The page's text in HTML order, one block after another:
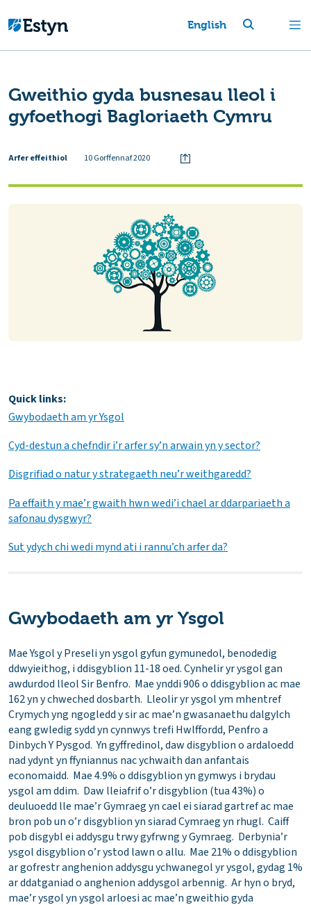
English
Gweithio gyda busnesau lleol i
gyfoethogi Bagloriaeth Cymru
Arfer effeithiol 10 Gorffennaf 2020
Quick links:
Gwybodaeth am yr Ysgol
Cyd-destun a chefndir i’r arfer sy’n arwain yn y sector?
Disgrifiad o natur y strategaeth neu’r weithgaredd?
Pa effaith y mae’r gwaith hwn wedi’i chael ar ddarpariaeth a
safonau dysgwyr?
Sut ydych chi wedi mynd ati i rannu’ch arfer da?
Gwybodaeth am yr Ysgol
Mae Ysgol y Preseli yn ysgol gyfun gymunedol, benodedig
ddwyieithog, i ddisgyblion 11-18 oed. Cynhelir yr ysgol gan
awdurdod lleol Sir Benfro. Mae ynddi 906 o ddisgyblion ac mae
162 yn y chweched dosbarth. Lleolir yr ysgol ym mhentref
Crymych yng ngogledd y sir ac mae’n gwasanaethu dalgylch
eang gwledig sydd yn cynnwys trefi Hwlffordd, Penfro a
Dinbych Y Pysgod. Yn gyffredinol, daw disgyblion o ardaloedd
nad ydynt yn ffyniannus nac ychwaith dan anfantais
economaidd. Mae 4.9% o ddisgyblion yn gymwys i brydau
ysgol am ddim. Daw lleiafrif o’r disgyblion (tua 43%) o
deuluoedd lle mae’r Gymraeg yn cael ei siarad gartref ac mae
bron pob un o’r disgyblion yn siarad Cymraeg yn rhugl. Caiff
pob disgybl ei addysgu trwy gyfrwng y Gymraeg. Derbynia’r
ysgol disgyblion o’r ystod lawn o allu. Mae 21% o ddisgyblion
ar gofrestr anghenion addysgu ychwanegol yr ysgol, gydag 1%
ar ddatganiad o anghenion addysgol arbennig. Ar hyn o bryd,
mae’r ysgol yn ysgol arloesi ac mae’n gweithio gyda